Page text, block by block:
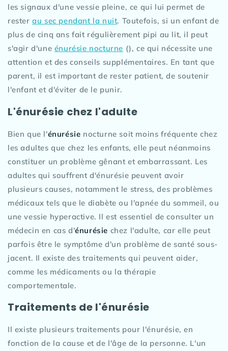
les signaux d'une vessie pleine, ce qui lui permet de
resterau sec pendant la nuit. Toutefois, si un enfant de
plus de cinq ans fait régulièrement pipi au lit, il peut
s'agir d'une énurésie nocturne (), ce qui nécessite une
attention et des conseils supplémentaires. En tant que
parent, il est important de rester patient, de soutenir
l'enfant et d'éviter de le punir.
L'énurésie chez l'adulte
Bien que l'énurésie nocturne soit moins fréquente chez
les adultes que chez les enfants, elle peut néanmoins
constituer un problème gênant et embarrassant. Les
adultes qui souffrent d'énurésie peuvent avoir
plusieurs causes, notamment le stress, des problèmes
médicaux tels que le diabète ou l'apnée du sommeil, ou
une vessie hyperactive. Il est essentiel de consulter un
médecin en cas d'énurésie chez l'adulte, car elle peut
parfois être le symptôme d'un problème de santé sous-
jacent. Il existe des traitements qui peuvent aider,
comme les médicaments ou la thérapie
comportementale.
Traitements de l'énurésie
Il existe plusieurs traitements pour l'énurésie, en
fonction de la cause et de l'âge de la personne. L'un